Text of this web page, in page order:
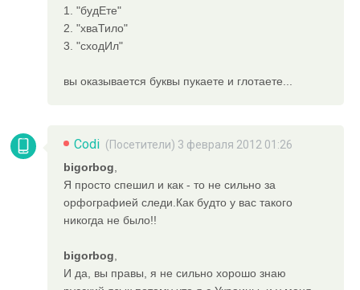
1. "будЕте"
2. "хваТило"
3. "сходИл"
вы оказывается буквы пукаете и глотаете...
Codi (Посетители) 3 февраля 2012 01:26
bigorbog
Я просто спешил и как - то не сильно за
орфографией следи.Как будто у вас такого
никогда не было!!
bigorbog
И да, вы правы, я не сильно хорошо знаю